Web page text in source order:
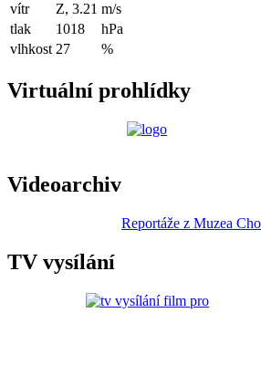
vítr
Z, 3.21 m/s
tlak
1018
hPa
vlhkost 27 %
Virtuální prohlídky
Videoarchiv
Reportáže z Muzea
TV vysílání